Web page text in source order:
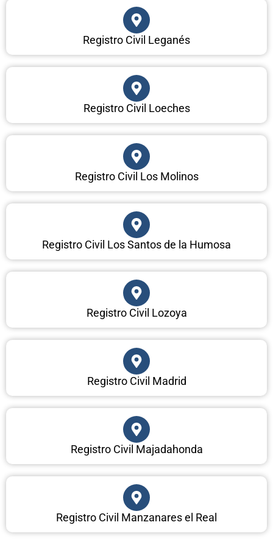
Registro Civil Leganés
Registro Civil Loeches
Registro Civil Los Molinos
Registro Civil Los Santos de la Humosa
Registro Civil Lozoya
Registro Civil Madrid
Registro Civil Majadahonda
Registro Civil Manzanares el Real